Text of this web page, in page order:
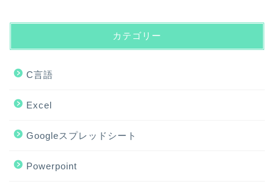
カテゴリー
C言語
Excel
Googleスプレッドシート
Powerpoint